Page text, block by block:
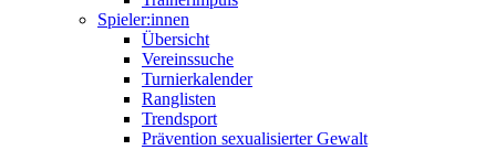
Spieler:innen
Übersicht
Vereinssuche
Turnierkalender
Ranglisten
Trendsport
Prävention sexualisierter Gewalt